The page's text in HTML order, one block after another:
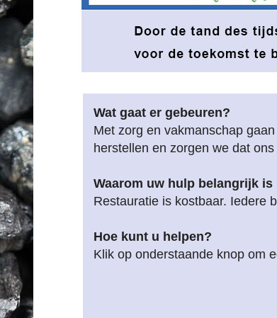
Wat gaat er gebeuren?
Met zorg en vakmanschap
herstellen en zorgen we dat
Waarom uw hulp belangrijk is
Restauratie is kostbaar. Iedere
Hoe kunt u helpen?
Klik op onderstaande knop om